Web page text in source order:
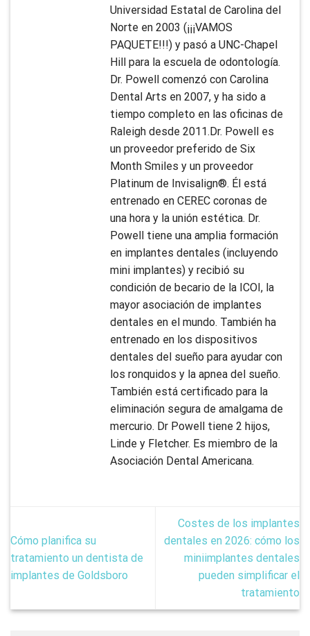
Universidad Estatal de Carolina del
Norte en 2003 (¡¡¡VAMOS
PAQUETE!!!) y pasó a UNC-Chapel
Hill para la escuela de odontología.
Dr. Powell comenzó con Carolina
Dental Arts en 2007, y ha sido a
tiempo completo en las oficinas de
Raleigh desde 2011.Dr. Powell es
un proveedor preferido de Six
Month Smiles y un proveedor
Platinum de Invisalign®. Él está
entrenado en CEREC coronas de
una hora y la unión estética. Dr.
Powell tiene una amplia formación
en implantes dentales (incluyendo
mini implantes) y recibió su
condición de becario de la ICOI, la
mayor asociación de implantes
dentales en el mundo. También ha
entrenado en los dispositivos
dentales del sueño para ayudar con
los ronquidos y la apnea del sueño.
También está certificado para la
eliminación segura de amalgama de
mercurio. Dr Powell tiene 2 hijos,
Linde y Fletcher. Es miembro de la
Asociación Dental Americana.
Cómo planifica su
tratamiento un dentista de
implantes de Goldsboro
Costes de los implantes
dentales en 2026: cómo los
miniimplantes dentales
pueden simplificar el
tratamiento